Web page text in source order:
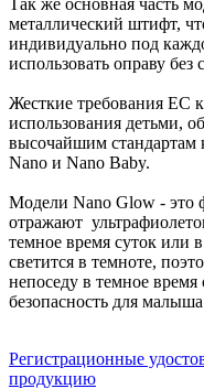
металлический штифт,
индивидуально под
использовать оправу без
Жесткие требования ЕС
использования детьми,
высочайшим стандартам
Nano и Nano Baby.
Модели Nano Glow - это
отражают
темное время суток или
светится в темноте,
непоседу в темное
безопасность для
Регистрационные
продукцию